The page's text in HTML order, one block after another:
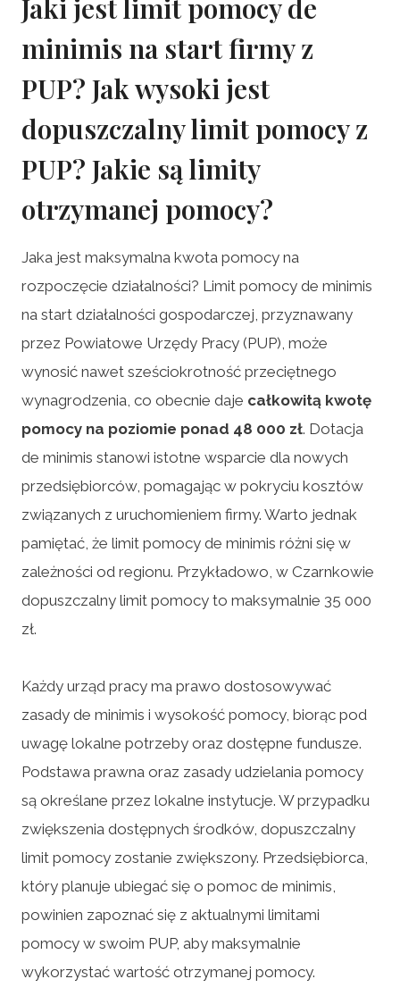
Jaki jest limit pomocy de
minimis na start firmy z
PUP? Jak wysoki jest
dopuszczalny limit pomocy z
PUP? Jakie są limity
otrzymanej pomocy?
Jaka jest maksymalna kwota pomocy na
rozpoczęcie działalności? Limit pomocy de minimis
na start działalności gospodarczej, przyznawany
przez Powiatowe Urzędy Pracy (PUP), może
wynosić nawet sześciokrotność przeciętnego
wynagrodzenia, co obecnie daje całkowitą kwotę
pomocy na poziomie ponad 48 000 zł. Dotacja
de minimis stanowi istotne wsparcie dla nowych
przedsiębiorców, pomagając w pokryciu kosztów
związanych z uruchomieniem firmy. Warto jednak
pamiętać, że limit pomocy de minimis różni się w
zależności od regionu. Przykładowo, w Czarnkowie
dopuszczalny limit pomocy to maksymalnie 35 000
zł.
Każdy urząd pracy ma prawo dostosowywać
zasady de minimis i wysokość pomocy, biorąc pod
uwagę lokalne potrzeby oraz dostępne fundusze.
Podstawa prawna oraz zasady udzielania pomocy
są określane przez lokalne instytucje. W przypadku
zwiększenia dostępnych środków, dopuszczalny
limit pomocy zostanie zwiększony. Przedsiębiorca,
który planuje ubiegać się o pomoc de minimis,
powinien zapoznać się z aktualnymi limitami
pomocy w swoim PUP, aby maksymalnie
wykorzystać wartość otrzymanej pomocy.